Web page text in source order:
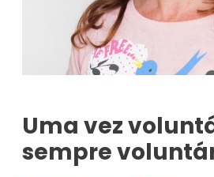
Uma vez
sempre